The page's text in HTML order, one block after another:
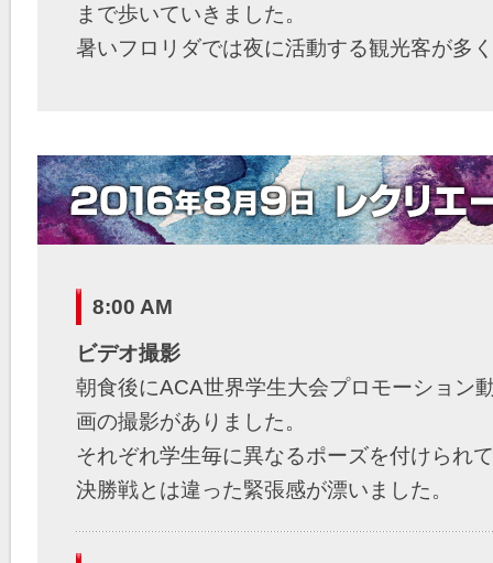
まで歩いていきました。
暑いフロリダでは夜に活動する観光客が多
8:00 AM
ビデオ撮影
朝食後にACA世界学生大会プロモーション
画の撮影がありました。
それぞれ学生毎に異なるポーズを付けられ
決勝戦とは違った緊張感が漂いました。